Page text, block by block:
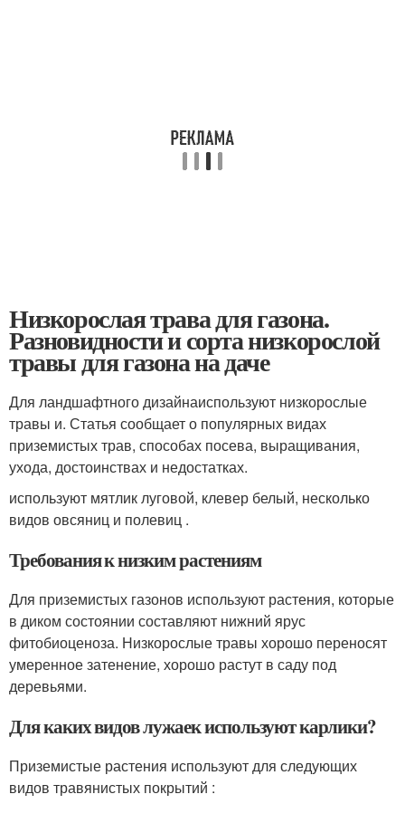
Низкорослая трава для газона.
Разновидности и сорта низкорослой
травы для газона на даче
Для ландшафтного дизайнаиспользуют низкорослые
травы и. Статья сообщает о популярных видах
приземистых трав, способах посева, выращивания,
ухода, достоинствах и недостатках.
используют мятлик луговой, клевер белый, несколько
видов овсяниц и полевиц .
Требования к низким растениям
Для приземистых газонов используют растения, которые
в диком состоянии составляют нижний ярус
фитобиоценоза. Низкорослые травы хорошо переносят
умеренное затенение, хорошо растут в саду под
деревьями.
Для каких видов лужаек используют карлики?
Приземистые растения используют для следующих
видов травянистых покрытий :